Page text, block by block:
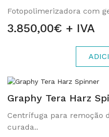
Fotopolimerizadora com
3.850,00€ + IVA
Graphy Tera Harz
Centrífuga para remoção
curada..